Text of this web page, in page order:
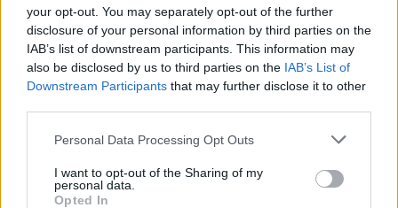
your opt-out. You may separately opt-out of the further
disclosure of your personal information by third parties on the
IAB’s list of downstream participants. This information may
also be disclosed by us to third parties on the IAB’s List of
Downstream Participants that may further disclose it to other
Personal Data Processing Opt Outs
I want to opt-out of the Sharing of my
personal data.
Opted In